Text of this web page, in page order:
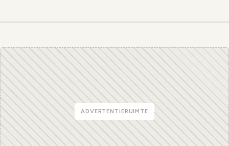
ADVERTENTIERUIMTE